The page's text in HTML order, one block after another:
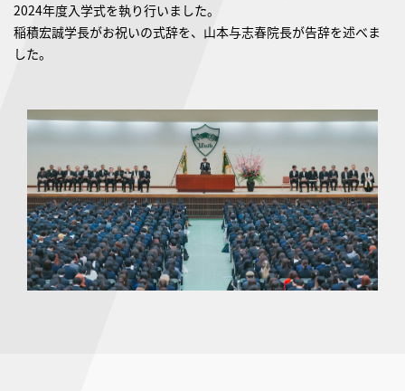
2024年度入学式を執り行いました。
稲積宏誠学長がお祝いの式辞を、山本与志春院長が告辞を述べま
した。